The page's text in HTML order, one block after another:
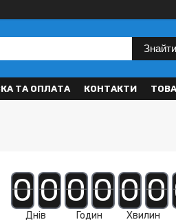
Знайти
ТА ОПЛАТА КОНТАКТИ
00
Днів
00
Годин
00
Хвилин